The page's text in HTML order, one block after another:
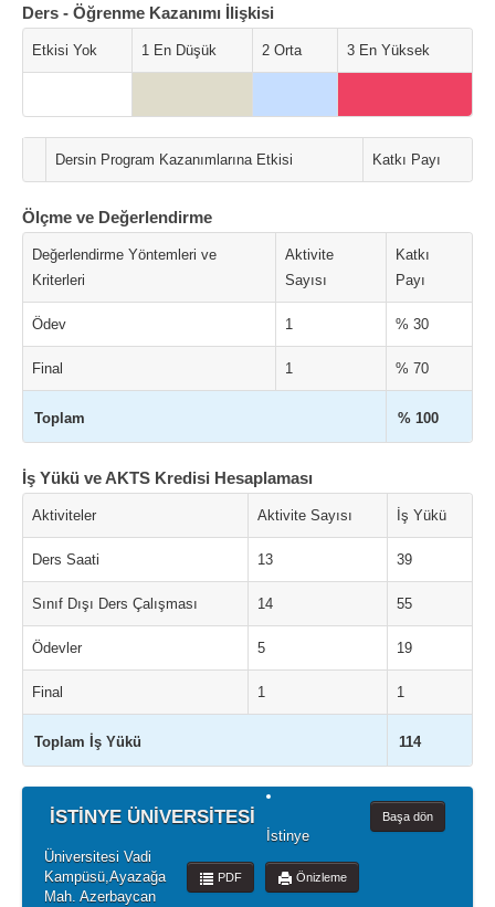
Ders - Öğrenme Kazanımı İlişkisi
Etkisi Yok 1 En Düşük 2 Orta 3 En Yüksek
Dersin Program Kazanımlarına Etkisi Katkı Payı
Ölçme ve Değerlendirme
Değerlendirme Yöntemleri ve
Kriterleri
Aktivite
Sayısı
Katkı
Payı
Ödev 1 % 30
Final 1 % 70
Toplam % 100
İş Yükü ve AKTS Kredisi Hesaplaması
Aktiviteler Aktivite Sayısı İş Yükü
Ders Saati 13 39
Sınıf Dışı Ders Çalışması 14 55
Ödevler 5 19
Final 1 1
Toplam İş Yükü 114
İSTİNYE ÜNİVERSİTESİ Başa dön
Önizleme
PDF
İstinye
Üniversitesi Vadi
Kampüsü,Ayazağa
Mah. Azerbaycan